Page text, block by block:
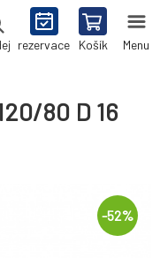
rezervace Košík Menu
80 D 16
-52%